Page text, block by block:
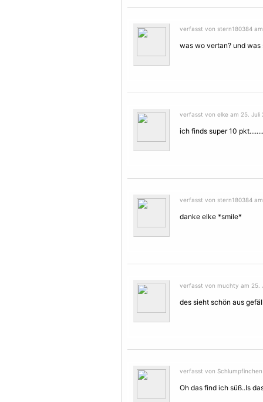
verfasst von stern180384
was wo vertan? und
verfasst von elke am 25. Juli
ich finds super 10
verfasst von stern180384
danke elke *smile*
verfasst von muchty am 25.
des sieht schön aus
verfasst von
Oh das find ich süß..Is